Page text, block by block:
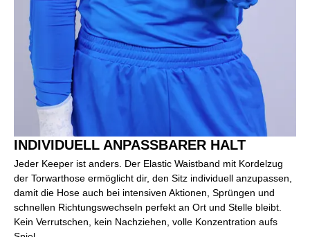
INDIVIDUELL ANPASSBARER HALT
Jeder Keeper ist anders. Der Elastic Waistband mit Kordelzug
der Torwarthose ermöglicht dir, den Sitz individuell anzupassen,
damit die Hose auch bei intensiven Aktionen, Sprüngen und
schnellen Richtungswechseln perfekt an Ort und Stelle bleibt.
Kein Verrutschen, kein Nachziehen, volle Konzentration aufs